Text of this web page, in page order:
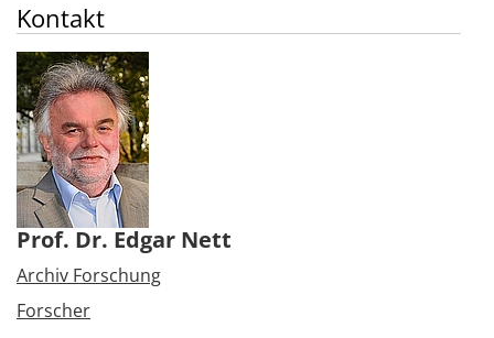
Kontakt
Prof. Dr. Edgar Nett
Archiv Forschung
Forscher